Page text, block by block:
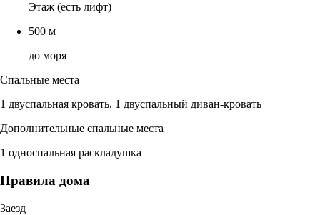
Этаж (есть лифт)
500 м
до моря
Спальные места
1 двуспальная кровать, 1 двуспальный диван-кровать
Дополнительные спальные места
1 односпальная раскладушка
Правила дома
Заезд